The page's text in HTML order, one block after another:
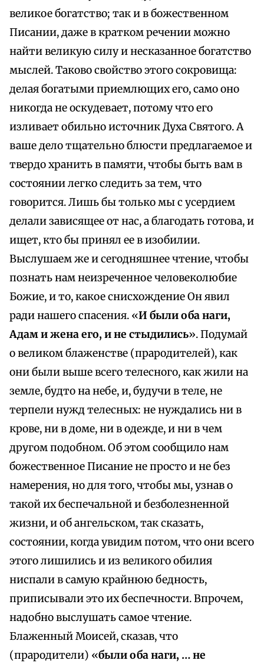
великое богатство; так и в божественном
Писании, даже в кратком речении можно
найти великую силу и несказанное богатство
мыслей. Таково свойство этого сокровища:
делая богатыми приемлющих его, само оно
никогда не оскудевает, потому что его
изливает обильно источник Духа Святого. А
ваше дело тщательно блюсти предлагаемое и
твердо хранить в памяти, чтобы быть вам в
состоянии легко следить за тем, что
говорится. Лишь бы только мы с усердием
делали зависящее от нас, а благодать готова, и
ищет, кто бы принял ее в изобилии.
Выслушаем же и сегодняшнее чтение, чтобы
познать нам неизреченное человеколюбие
Божие, и то, какое снисхождение Он явил
ради нашего спасения. «И были оба наги,
Адам и жена его, и не стыдились». Подумай
о великом блаженстве (прародителей), как
они были выше всего телесного, как жили на
земле, будто на небе, и, будучи в теле, не
терпели нужд телесных: не нуждались ни в
крове, ни в доме, ни в одежде, и ни в чем
другом подобном. Об этом сообщило нам
божественное Писание не просто и не без
намерения, но для того, чтобы мы, узнав о
такой их беспечальной и безболезненной
жизни, и об ангельском, так сказать,
состоянии, когда увидим потом, что они всего
этого лишились и из великого обилия
ниспали в самую крайнюю бедность,
приписывали это их беспечности. Впрочем,
надобно выслушать самое чтение.
Блаженный Моисей, сказав, что
(прародители) «были оба наги, … не